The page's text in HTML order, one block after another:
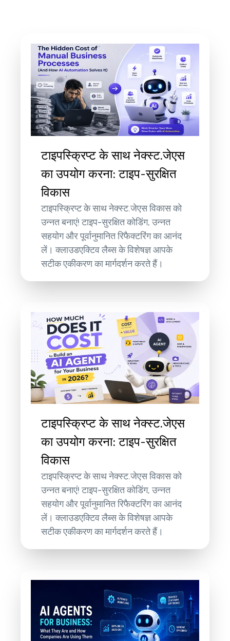
टाइपस्क्रिप्ट के साथ नेक्स्ट.जेएस
का उपयोग करना: टाइप-सुरक्षित
विकास
टाइपस्क्रिप्ट के साथ नेक्स्ट.जेएस विकास को
उन्नत बनाएं! टाइप-सुरक्षित कोडिंग, उन्नत
सहयोग और पूर्वानुमानित रिफैक्टरिंग का आनंद
लें। क्लाउडएक्टिव लैब्स के विशेषज्ञ आपके
सटीक एकीकरण का मार्गदर्शन करते हैं।
टाइपस्क्रिप्ट के साथ नेक्स्ट.जेएस
का उपयोग करना: टाइप-सुरक्षित
विकास
टाइपस्क्रिप्ट के साथ नेक्स्ट.जेएस विकास को
उन्नत बनाएं! टाइप-सुरक्षित कोडिंग, उन्नत
सहयोग और पूर्वानुमानित रिफैक्टरिंग का आनंद
लें। क्लाउडएक्टिव लैब्स के विशेषज्ञ आपके
सटीक एकीकरण का मार्गदर्शन करते हैं।